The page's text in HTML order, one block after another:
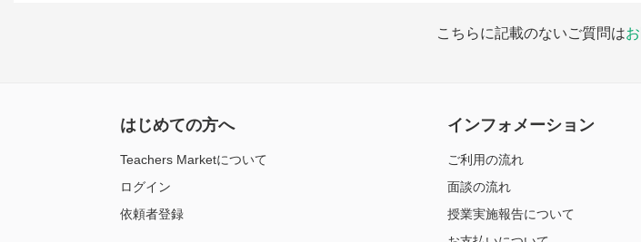
こちらに記載のないご質問は
はじめての方へ
Teachers Marketについて
ログイン
依頼者登録
インフォメーション
ご利用の流れ
面談の流れ
授業実施報告について